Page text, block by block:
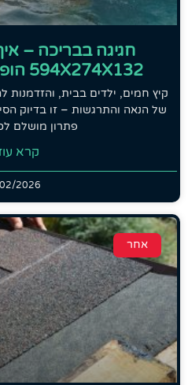
חגיגה בבריכה –
594X274X132 הופכת כל יום לחגיגה
קיץ חמים, ילדים בבית,
של הנאה והתרגשות – זו בדיוק
פתרון מושלם
קרא
2026
אחר